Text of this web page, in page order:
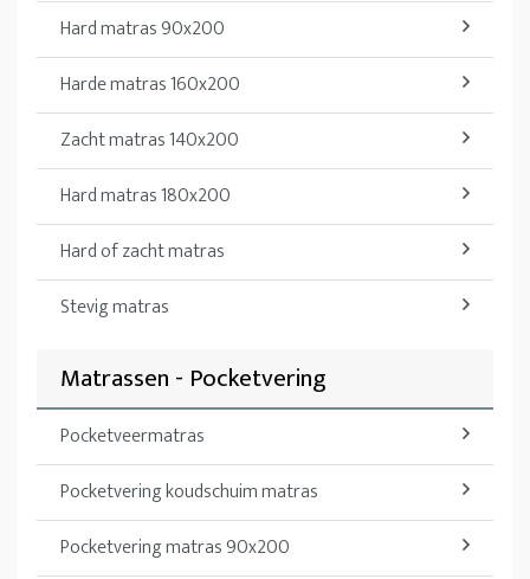
Hard matras 90x200
Harde matras 160x200
Zacht matras 140x200
Hard matras 180x200
Hard of zacht matras
Stevig matras
Matrassen - Pocketvering
Pocketveermatras
Pocketvering koudschuim matras
Pocketvering matras 90x200